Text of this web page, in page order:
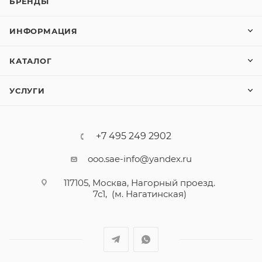
ИНФОРМАЦИЯ
КАТАЛОГ
УСЛУГИ
+7 495 249 2902
ooo.sae-info@yandex.ru
117105, Москва, Нагорный проезд.
7с1, (м. Нагатинская)